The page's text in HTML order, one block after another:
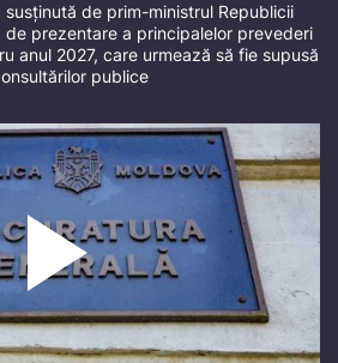
de prim-ministrul Republicii
de prezentare a principalelor prevederi
anul 2027, care urmează să fie supusă
publice